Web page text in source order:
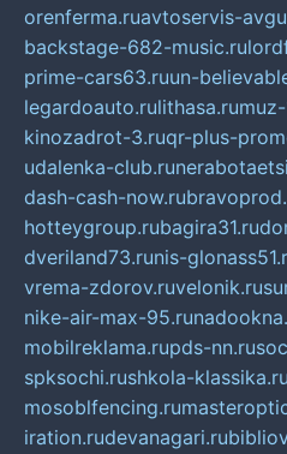
orenferma.ruavtoservis-
backstage-682-music.ru
prime-cars63.ruun-
legardoauto.rulithasa.rumuz-
kinozadrot-3.ruqr-plus-
udalenka-club.ru
dash-cash-now.ru
hotteygroup.rubagira31.ru
dveriland73.runis-
vrema-zdorov.ruvelonik.ru
nike-air-max-95.ru
mobilreklama.rupds-nn.ru
spksochi.rushkola-klassika.ru
mosoblfencing.ru
iration.rudevanagari.ru